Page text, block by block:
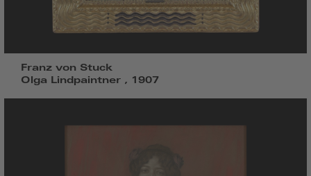
Franz von Stuck
Olga Lindpaintner , 1907